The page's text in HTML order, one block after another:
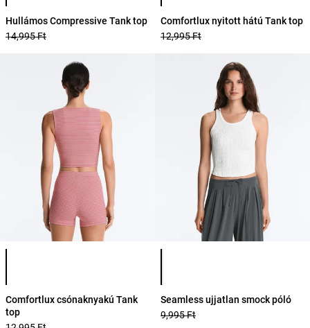
Hullámos Compressive Tank top
14,995 Ft
Comfortlux nyitott hátú Tank top
12,995 Ft
Termékszínek listája
Comfortlux csónaknyakú Tank
top
Termékszínek listája
Seamless ujjatlan smock póló
9,995 Ft